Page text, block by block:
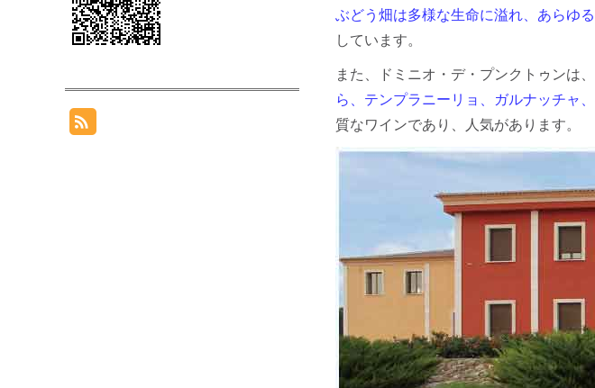
ぶどう畑は多様な生命に溢れ、あらゆ
しています。
また、ドミニオ・デ・プンクトゥンは、
ら、テンプラニーリョ、ガルナッチャ
質なワインであり、人気があります。